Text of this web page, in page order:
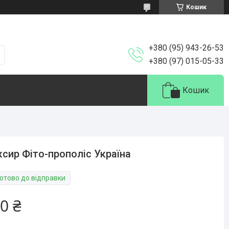
Кошик
+380 (95) 943-26-53
+380 (97) 015-05-33
Кошик
Фіто-прополіс Україна
до відправки
₴